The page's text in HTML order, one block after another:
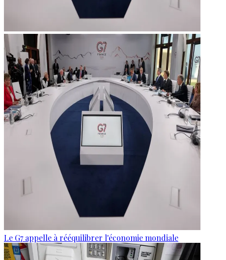
Le G7 appelle à rééquilibrer l'économie mondiale